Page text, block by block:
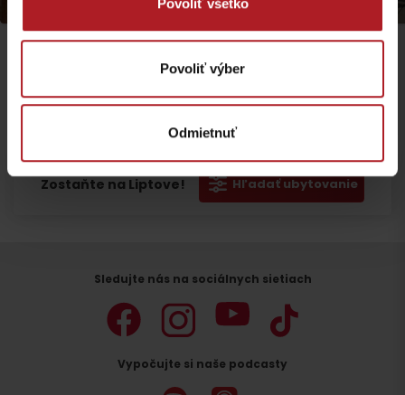
Povoliť všetko
Povoliť výber
Odmietnuť
Zostaňte na Liptove! Hľadať ubytovanie
Odchod
Sledujte nás na sociálnych sietiach
Vypočujte si naše podcasty